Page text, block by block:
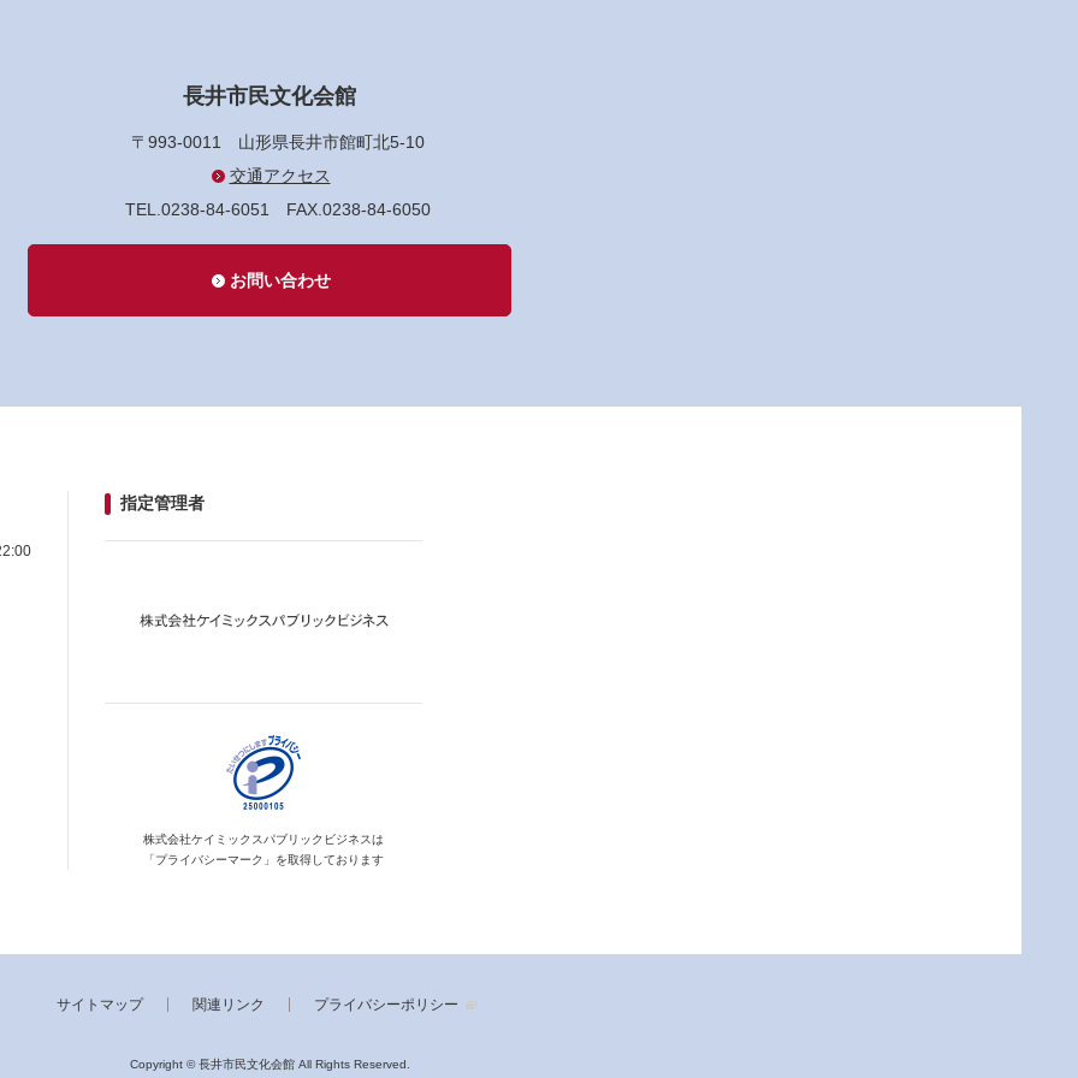
長井市民文化会館
〒993-0011 山形県長井市館町北5-10
交通アクセス
TEL.0238-84-6051 FAX.0238-84-6050
お問い合わせ
指定管理者
株式会社ケイミックスパブリックビジネスは
「プライバシーマーク」を取得しております
サイトマップ 関連リンク プライバシーポリシー
Copyright © 長井市民文化会館All Rights Reserved.